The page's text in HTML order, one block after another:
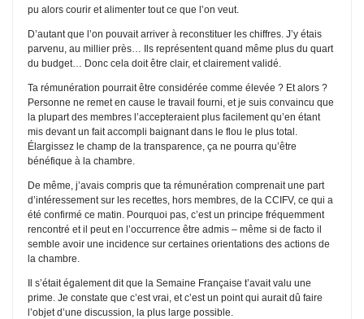
pu alors courir et alimenter tout ce que l’on veut.
D’autant que l’on pouvait arriver à reconstituer les chiffres. J’y étais
parvenu, au millier près… Ils représentent quand même plus du quart
du budget… Donc cela doit être clair, et clairement validé.
Ta rémunération pourrait être considérée comme élevée ? Et alors ?
Personne ne remet en cause le travail fourni, et je suis convaincu que
la plupart des membres l’accepteraient plus facilement qu’en étant
mis devant un fait accompli baignant dans le flou le plus total.
Élargissez le champ de la transparence, ça ne pourra qu’être
bénéfique à la chambre.
De même, j’avais compris que ta rémunération comprenait une part
d’intéressement sur les recettes, hors membres, de la CCIFV, ce qui a
été confirmé ce matin. Pourquoi pas, c’est un principe fréquemment
rencontré et il peut en l’occurrence être admis – même si de facto il
semble avoir une incidence sur certaines orientations des actions de
la chambre.
Il s’était également dit que la Semaine Française t’avait valu une
prime. Je constate que c’est vrai, et c’est un point qui aurait dû faire
l’objet d’une discussion, la plus large possible.